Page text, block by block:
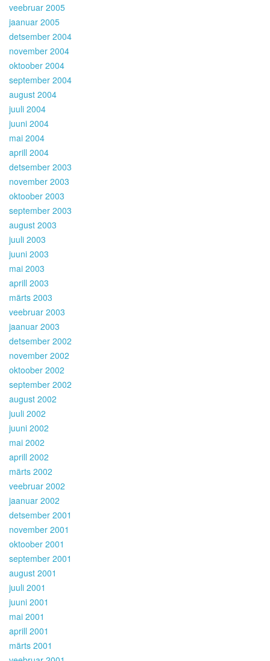
veebruar 2005
jaanuar 2005
detsember 2004
november 2004
oktoober 2004
september 2004
august 2004
juuli 2004
juuni 2004
mai 2004
aprill 2004
detsember 2003
november 2003
oktoober 2003
september 2003
august 2003
juuli 2003
juuni 2003
mai 2003
aprill 2003
märts 2003
veebruar 2003
jaanuar 2003
detsember 2002
november 2002
oktoober 2002
september 2002
august 2002
juuli 2002
juuni 2002
mai 2002
aprill 2002
märts 2002
veebruar 2002
jaanuar 2002
detsember 2001
november 2001
oktoober 2001
september 2001
august 2001
juuli 2001
juuni 2001
mai 2001
aprill 2001
märts 2001